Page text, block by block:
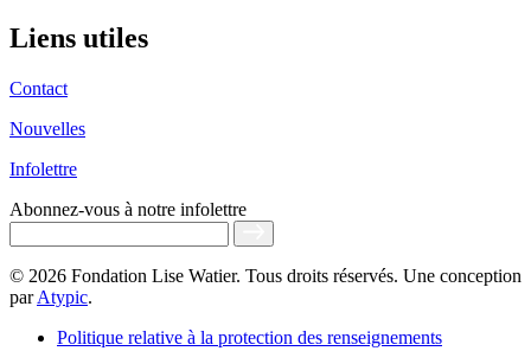
Liens utiles
Contact
Nouvelles
Infolettre
Abonnez-vous à notre infolettre
© 2026 Fondation Lise Watier. Tous droits réservés. Une conception
parAtypic.
Politique relative à la protection des renseignements